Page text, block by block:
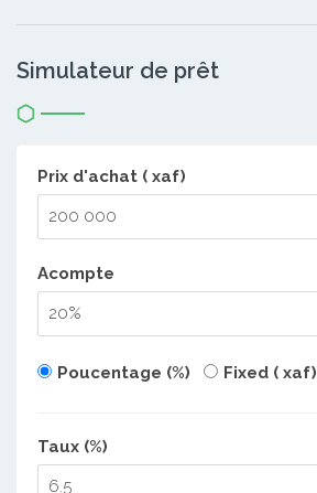
Simulateur de prêt
Prix d'achat ( xaf)
Acompte
Poucentage (%) Fixed ( xaf)
Taux (%)